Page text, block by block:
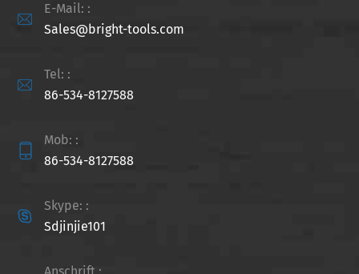

E-Mail: :
Sales@bright-tools.com

Tel: :
86-534-8127588

Mob: :
86-534-8127588

Skype: :
Sdjinjie101